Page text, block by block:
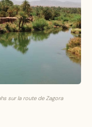
sur la route de Zagora